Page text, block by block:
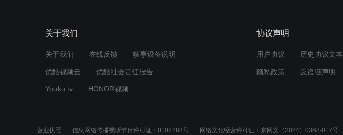
关于我们
关于我们 在线反馈 帧享设备说明
优酷视频云 优酷社会责任报告
Youku.tv HONOR视频
协议声明
用户协议 历史协议文本
隐私政策 反盗链声明
营业执照 信息网络传播视听节目许可证：0108283号 网络文化经营许可证：京网文（2024）0368-017号